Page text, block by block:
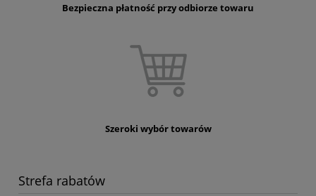
Bezpieczna płatność przy odbiorze towaru
Szeroki wybór towarów
Strefa rabatów